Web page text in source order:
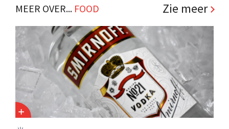
MEER OVER... FOOD Zie meer